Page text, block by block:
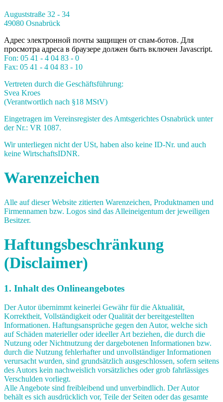
Auguststraße 32 - 34
49080 Osnabrück
Адрес электронной почты защищен от спам-ботов. Для
просмотра адреса в браузере должен быть включен Javascript.
Fon: 05 41 - 4 04 83 - 0
Fax: 05 41 - 4 04 83 - 10
Vertreten durch die Geschäftsführung:
Svea Kroes
(Verantwortlich nach §18 MStV)
Eingetragen im Vereinsregister des Amtsgerichtes Osnabrück unter
der Nr.: VR 1087.
Wir unterliegen nicht der USt, haben also keine ID-Nr. und auch
keine WirtschaftsIDNR.
Warenzeichen
Alle auf dieser Website zitierten Warenzeichen, Produktnamen und
Firmennamen bzw. Logos sind das Alleineigentum der jeweiligen
Besitzer.
Haftungsbeschränkung
(Disclaimer)
1. Inhalt des Onlineangebotes
Der Autor übernimmt keinerlei Gewähr für die Aktualität,
Korrektheit, Vollständigkeit oder Qualität der bereitgestellten
Informationen. Haftungsansprüche gegen den Autor, welche sich
auf Schäden materieller oder ideeller Art beziehen, die durch die
Nutzung oder Nichtnutzung der dargebotenen Informationen bzw.
durch die Nutzung fehlerhafter und unvollständiger Informationen
verursacht wurden, sind grundsätzlich ausgeschlossen, sofern seitens
des Autors kein nachweislich vorsätzliches oder grob fahrlässiges
Verschulden vorliegt.
Alle Angebote sind freibleibend und unverbindlich. Der Autor
behält es sich ausdrücklich vor, Teile der Seiten oder das gesamte